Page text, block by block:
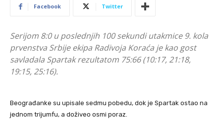
Facebook Twitter
Serijom 8:0 u poslednjih 100 sekundi utakmice 9. kola
prvenstva Srbije ekipa Radivoja Koraća je kao gost
savladala Spartak rezultatom 75:66 (10:17, 21:18,
19:15, 25:16).
Beograđanke su upisale sedmu pobedu, dok je Spartak ostao na
jednom trijumfu, a doživeo osmi poraz.